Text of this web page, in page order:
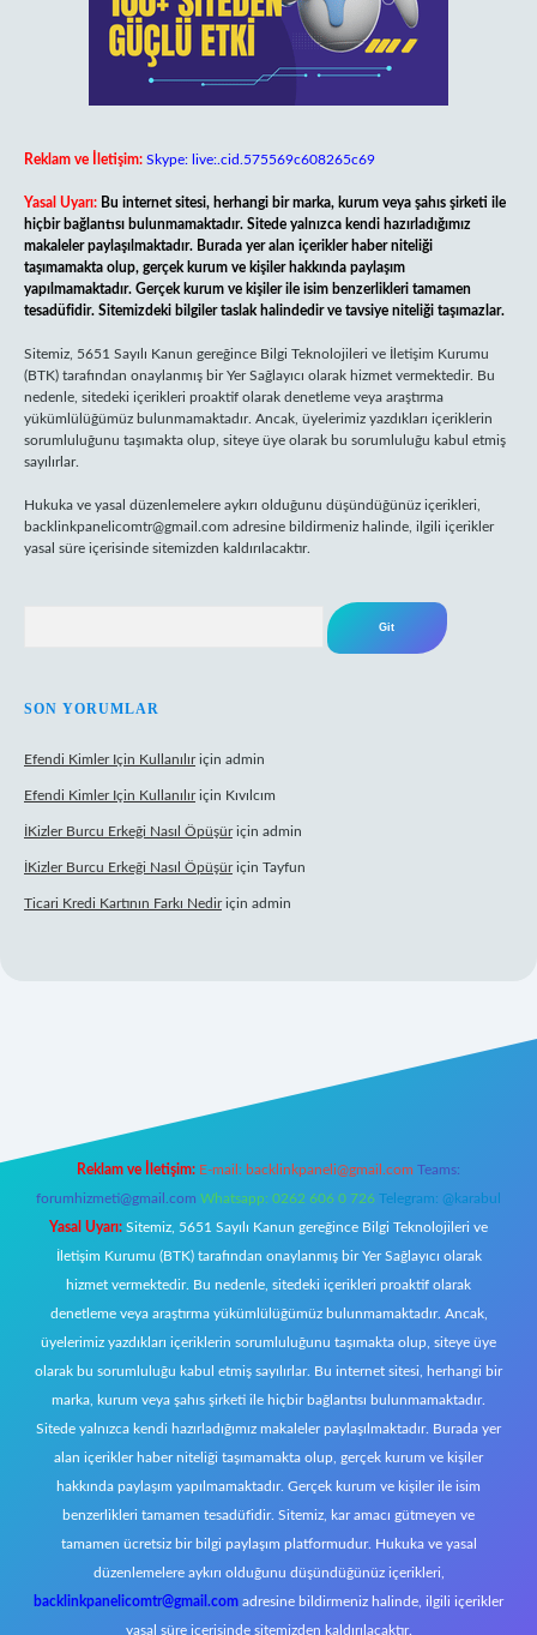
Reklam ve İletişim: Skype: live:.cid.575569c608265c69
Yasal Uyarı: Bu internet sitesi, herhangi bir marka, kurum veya şahıs şirketi ile
hiçbir bağlantısı bulunmamaktadır. Sitede yalnızca kendi hazırladığımız
makaleler paylaşılmaktadır. Burada yer alan içerikler haber niteliği
taşımamakta olup, gerçek kurum ve kişiler hakkında paylaşım
yapılmamaktadır. Gerçek kurum ve kişiler ile isim benzerlikleri tamamen
tesadüfidir. Sitemizdeki bilgiler taslak halindedir ve tavsiye niteliği taşımazlar.
Sitemiz, 5651 Sayılı Kanun gereğince Bilgi Teknolojileri ve İletişim Kurumu
(BTK) tarafından onaylanmış bir Yer Sağlayıcı olarak hizmet vermektedir. Bu
nedenle, sitedeki içerikleri proaktif olarak denetleme veya araştırma
yükümlülüğümüz bulunmamaktadır. Ancak, üyelerimiz yazdıkları içeriklerin
sorumluluğunu taşımakta olup, siteye üye olarak bu sorumluluğu kabul etmiş
sayılırlar.
Hukuka ve yasal düzenlemelere aykırı olduğunu düşündüğünüz içerikleri,
backlinkpanelicomtr@gmail.com adresine bildirmeniz halinde, ilgili içerikler
yasal süre içerisinde sitemizden kaldırılacaktır.
SON YORUMLAR
Efendi Kimler Için Kullanılıriçin admin
Efendi Kimler Için Kullanılıriçin Kıvılcım
İKizler Burcu Erkeği Nasıl Öpüşüriçin admin
İKizler Burcu Erkeği Nasıl Öpüşüriçin Tayfun
Ticari Kredi Kartının Farkı Nediriçin admin
Reklam ve İletişim: E-mail: backlinkpaneli@gmail.com Teams:
forumhizmeti@gmail.com Whatsapp: 0262 606 0 726 Telegram: @karabul
Yasal Uyarı: Sitemiz, 5651 Sayılı Kanun gereğince Bilgi Teknolojileri ve
İletişim Kurumu (BTK) tarafından onaylanmış bir Yer Sağlayıcı olarak
hizmet vermektedir. Bu nedenle, sitedeki içerikleri proaktif olarak
denetleme veya araştırma yükümlülüğümüz bulunmamaktadır. Ancak,
üyelerimiz yazdıkları içeriklerin sorumluluğunu taşımakta olup, siteye üye
olarak bu sorumluluğu kabul etmiş sayılırlar. Bu internet sitesi, herhangi bir
marka, kurum veya şahıs şirketi ile hiçbir bağlantısı bulunmamaktadır.
Sitede yalnızca kendi hazırladığımız makaleler paylaşılmaktadır. Burada yer
alan içerikler haber niteliği taşımamakta olup, gerçek kurum ve kişiler
hakkında paylaşım yapılmamaktadır. Gerçek kurum ve kişiler ile isim
benzerlikleri tamamen tesadüfidir. Sitemiz, kar amacı gütmeyen ve
tamamen ücretsiz bir bilgi paylaşım platformudur. Hukuka ve yasal
düzenlemelere aykırı olduğunu düşündüğünüz içerikleri,
backlinkpanelicomtr@gmail.com adresine bildirmeniz halinde, ilgili içerikler
yasal süre içerisinde sitemizden kaldırılacaktır.